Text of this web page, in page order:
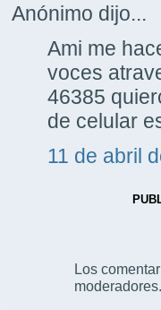
Anónimo dijo...
Ami me
voces
46385
de celular
11 de abril
Los
moderadores.